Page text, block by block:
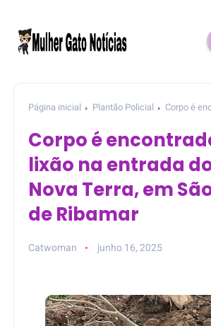
Página inicial Plantão Policial
Corpo é
Corpo é
lixão na entrada
Nova Terra, em
de Ribamar
Catwoman junho 16, 2025